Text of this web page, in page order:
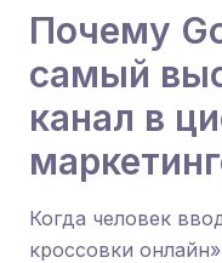
Почему
самый
канал в
Когда человек
кроссовки